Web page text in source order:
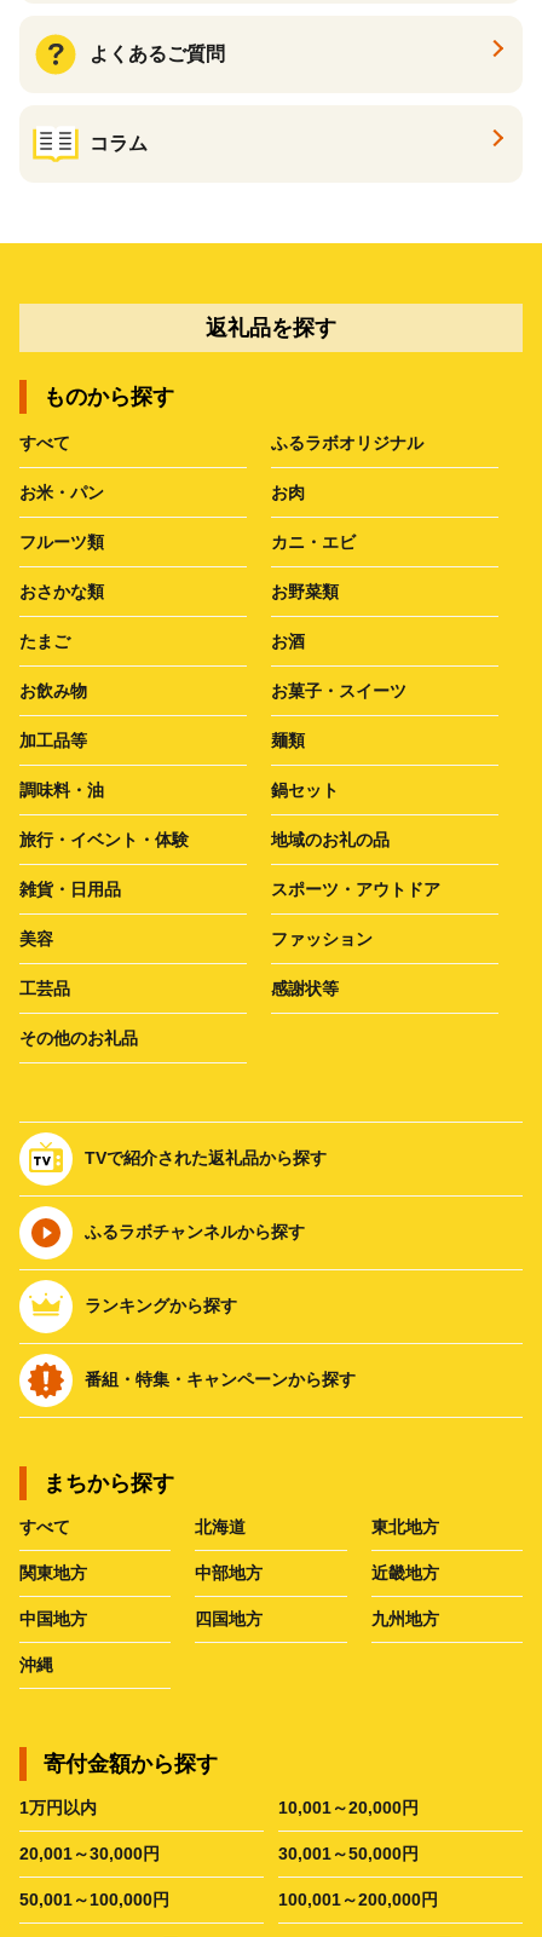
よくあるご質問
コラム
返礼品を探す
ものから探す
すべて ふるラボオリジナル
お米・パン お肉
フルーツ類 カニ・エビ
おさかな類 お野菜類
たまご お酒
お飲み物 お菓子・スイーツ
加工品等 麺類
調味料・油 鍋セット
旅行・イベント・体験 地域のお礼の品
雑貨・日用品 スポーツ・アウトドア
美容 ファッション
工芸品 感謝状等
その他のお礼品
TVで紹介された返礼品から探す
ふるラボチャンネルから探す
ランキングから探す
番組・特集・キャンペーンから探す
まちから探す
すべて 北海道 東北地方
関東地方 中部地方 近畿地方
中国地方 四国地方 九州地方
沖縄
寄付金額から探す
1万円以内 10,001～20,000円
20,001～30,000円 30,001～50,000円
50,001～100,000円 100,001～200,000円